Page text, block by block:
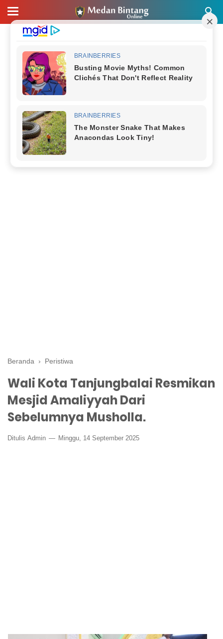
Beranda › Peristiwa
Wali Kota Tanjungbalai Resmikan
Mesjid Amaliyyah Dari
Sebelumnya Musholla.
Ditulis Admin Minggu, 14 September 2025